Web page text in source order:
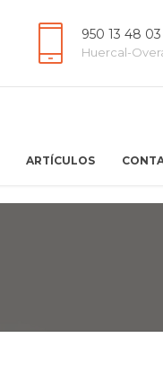
950 13 48 03
Huercal-
ARTÍCULOS